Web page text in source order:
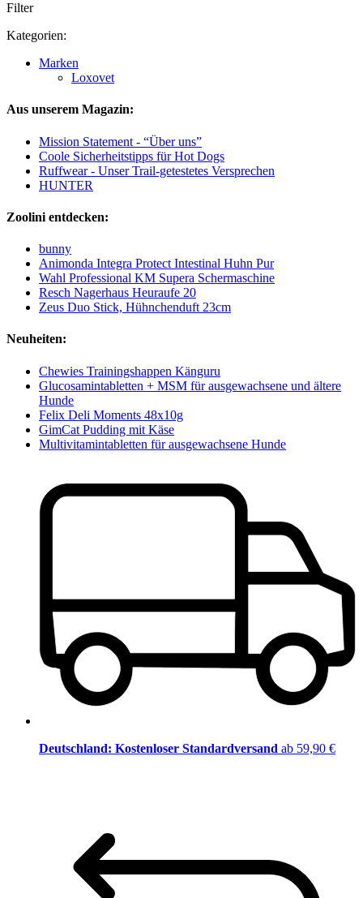
Filter
Kategorien:
Marken
Loxovet
Aus unserem Magazin:
Mission Statement - “Über uns”
Coole Sicherheitstipps für Hot Dogs
Ruffwear - Unser Trail-getestetes Versprechen
HUNTER
Zoolini entdecken:
bunny
Animonda Integra Protect Intestinal Huhn Pur
Wahl Professional KM Supera Schermaschine
Resch Nagerhaus Heuraufe 20
Zeus Duo Stick, Hühnchenduft 23cm
Neuheiten:
Chewies Trainingshappen Känguru
Glucosamintabletten + MSM für ausgewachsene und ältere
Hunde
Felix Deli Moments 48x10g
GimCat Pudding mit Käse
Multivitamintabletten für ausgewachsene Hunde
Deutschland: Kostenloser Standardversand ab 59,90 €